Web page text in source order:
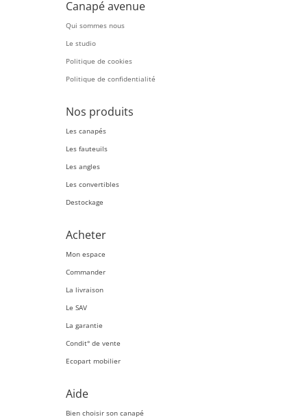
Canapé avenue
Qui sommes nous
Le studio
Politique de cookies
Politique de confidentialité
Nos produits
Les canapés
Les fauteuils
Les angles
Les convertibles
Destockage
Acheter
Mon espace
Commander
La livraison
Le SAV
La garantie
Condit° de vente
Ecopart mobilier
Aide
Bien choisir son canapé